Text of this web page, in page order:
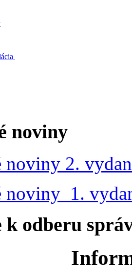
noviny
noviny 2.
noviny 1.
k odberu